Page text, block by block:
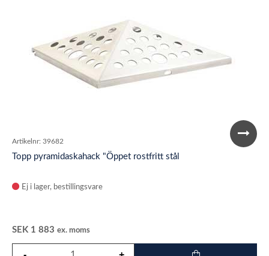
Artikelnr: 39682
Topp pyramidaskahack "Öppet rostfritt stål
Ej i lager
SEK 1 883 ex. moms